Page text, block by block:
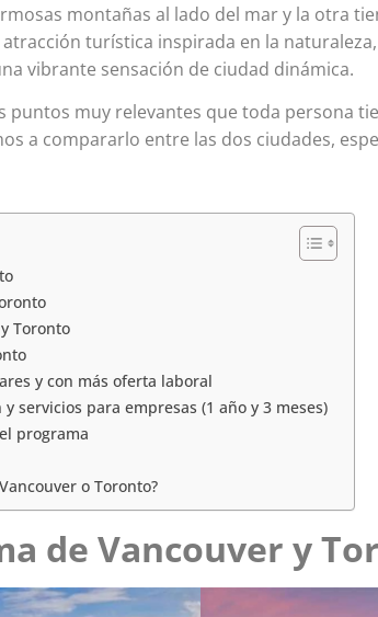
montañas al lado del mar y la otra
turística inspirada en la
vibrante sensación de ciudad dinámica.
puntos muy relevantes que toda persona
a compararlo entre las dos ciudades,
Toronto
y con más oferta laboral
servicios para empresas (1 año y 3 meses)
programa
o Toronto?
de Vancouver y